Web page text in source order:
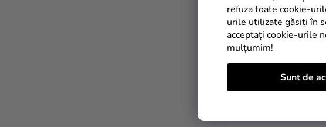
refuza toate cookie-
urile utilizate găsiți în
acceptați cookie-urile
mulțumim!
Sunt de